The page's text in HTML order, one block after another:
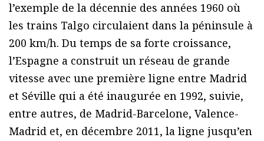
l’exemple de la décennie des années 1960 où
les trains Talgo circulaient dans la péninsule à
200 km/h. Du temps de sa forte croissance,
l’Espagne a construit un réseau de grande
vitesse avec une première ligne entre Madrid
et Séville qui a été inaugurée en 1992, suivie,
entre autres, de Madrid-Barcelone, Valence-
Madrid et, en décembre 2011, la ligne jusqu’en